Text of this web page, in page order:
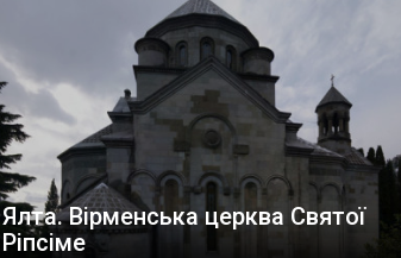
називаються «повстяками» (postaki)…” “Вино. Крим
виробляє відмінне вино і його вдосталь: воно все
легке біле і дуже […]
Ялта. Вірменська церква Святої
Ріпсіме